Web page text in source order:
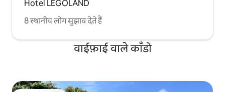
Hotel LEGOLAND
8 स्थानीय लोग सुझाव देते हैं
वाईफ़ाई वाले काँडो